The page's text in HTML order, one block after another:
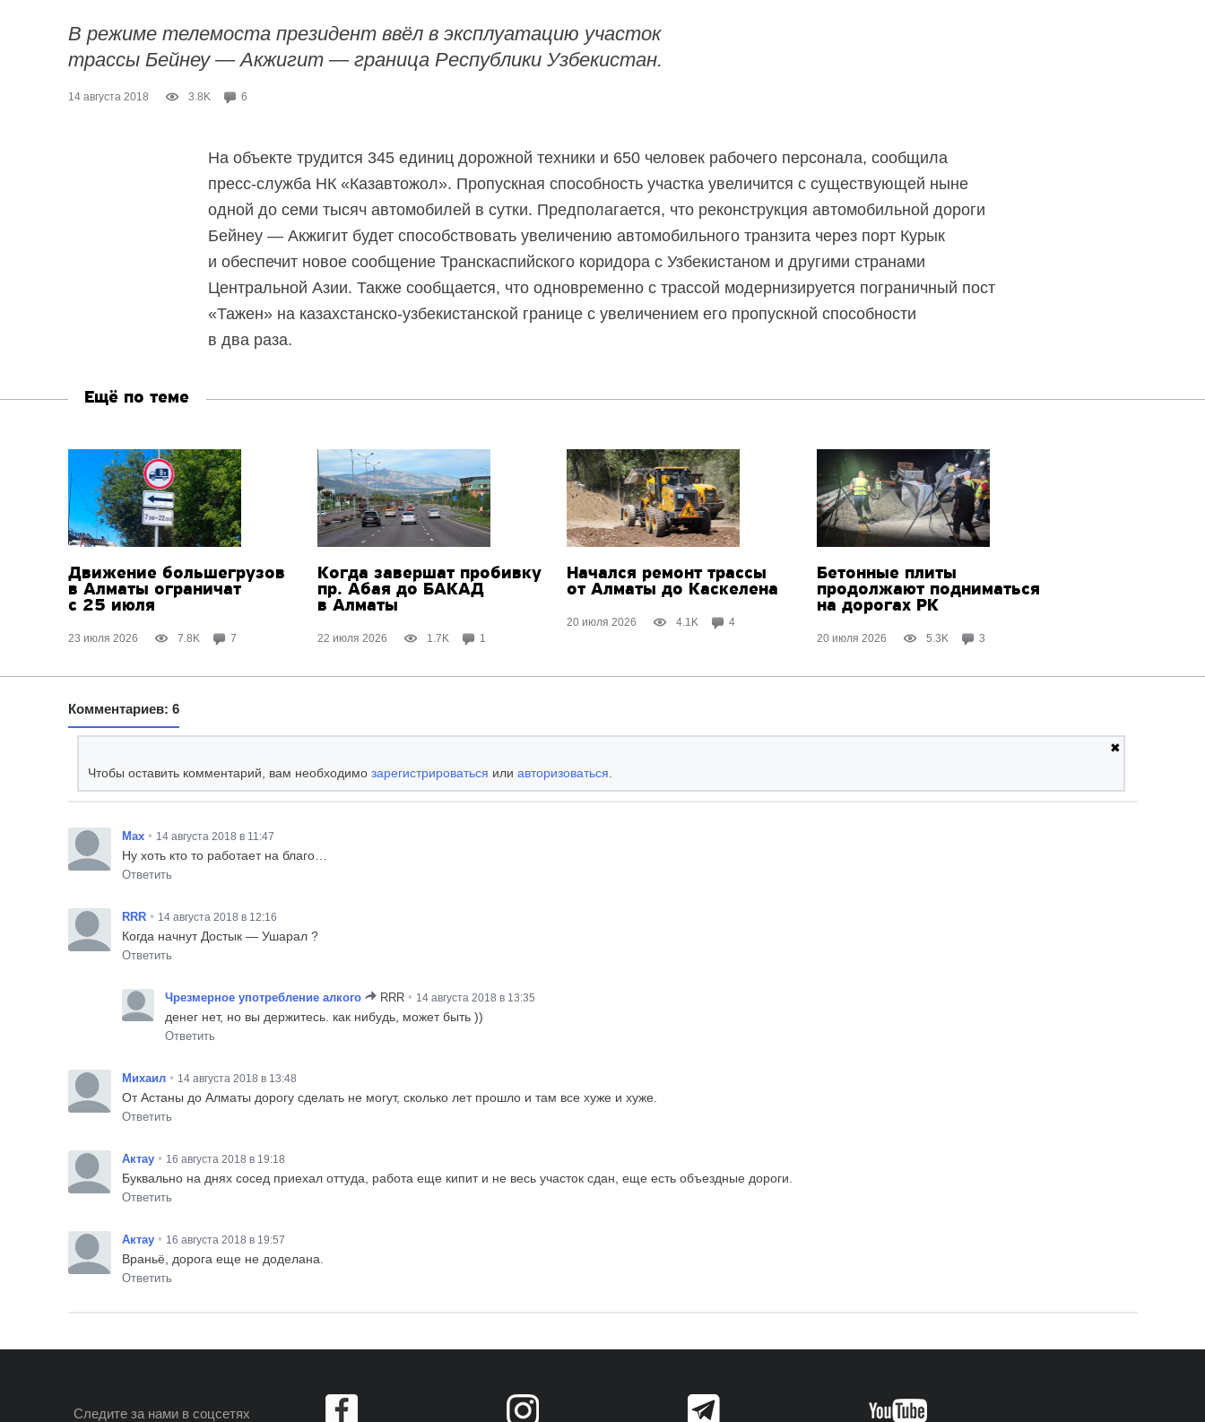
В режиме телемоста президент ввёл в эксплуатацию участок
трассы Бейнеу — Акжигит — граница Республики Узбекистан.
14 августа 2018 3.8K 6
На объекте трудится 345 единиц дорожной техники и 650 человек рабочего персонала, сообщила
пресс-служба НК «Казавтожол». Пропускная способность участка увеличится с существующей ныне
одной до семи тысяч автомобилей в сутки. Предполагается, что реконструкция автомобильной дороги
Бейнеу — Акжигит будет способствовать увеличению автомобильного транзита через порт Курык
и обеспечит новое сообщение Транскаспийского коридора с Узбекистаном и другими странами
Центральной Азии. Также сообщается, что одновременно с трассой модернизируется пограничный пост
«Тажен» на казахстанско-узбекистанской границе с увеличением его пропускной способности
в два раза.
Ещё по теме
Движение большегрузов
в Алматы ограничат
с 25 июля
23 июля 2026 7.8K 7
Когда завершат пробивку
пр. Абая до БАКАД
в Алматы
22 июля 2026 1.7K 1
Начался ремонт трассы
от Алматы до Каскелена
20 июля 2026 4.1K 4
Бетонные плиты
продолжают подниматься
на дорогах РК
20 июля 2026 5.3K 3
Комментариев: 6
✖
Чтобы оставить комментарий, вам необходимо зарегистрироваться или авторизоваться.
Max • 14 августа 2018 в 11:47
Ну хоть кто то работает на благо…
Ответить
RRR • 14 августа 2018 в 12:16
Когда начнут Достык — Ушарал ?
Ответить
Чрезмерное употребление алкого RRR • 14 августа 2018 в 13:35
денег нет, но вы держитесь. как нибудь, может быть ))
Ответить
Михаил • 14 августа 2018 в 13:48
От Астаны до Алматы дорогу сделать не могут, сколько лет прошло и там все хуже и хуже.
Ответить
Актау • 16 августа 2018 в 19:18
Буквально на днях сосед приехал оттуда, работа еще кипит и не весь участок сдан, еще есть объездные дороги.
Ответить
Актау • 16 августа 2018 в 19:57
Враньё, дорога еще не доделана.
Ответить
Следите за намив соцсетях